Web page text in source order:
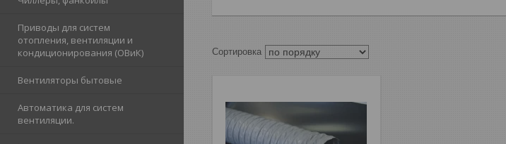
Приводы для систем
отопления, вентиляции и
кондиционирования (ОВиК)
Вентиляторы бытовые
Автоматика для систем
вентиляции.